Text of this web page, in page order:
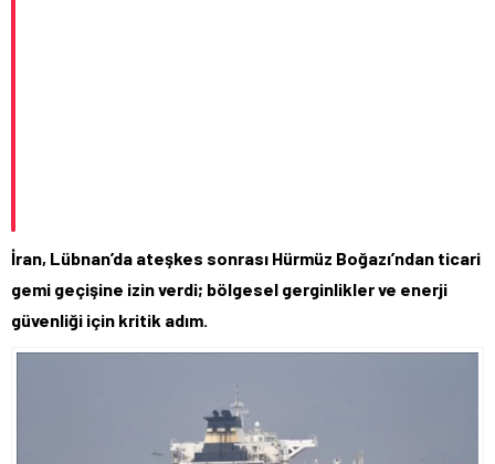
İran, Lübnan’da ateşkes sonrası Hürmüz Boğazı’ndan ticari
gemi geçişine izin verdi; bölgesel gerginlikler ve enerji
güvenliği için kritik adım.